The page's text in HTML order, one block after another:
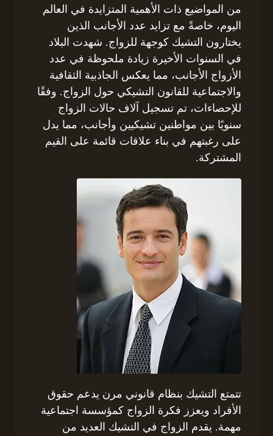
من المواضيع ذات الأهمية المتزايدة في العالم
اليوم، خاصةً مع تزايد عدد الأجانب الذين
يختارون التشيك كوجهة للزواج. شهدت البلاد
في السنوات الأخيرة زيادة ملحوظة في عدد
الأزواج الأجانب، مما يعكس الجاذبية الثقافية
والاجتماعية للقانون التشيكي حول الزواج. وفقًا
للإحصاءات، تم تسجيل آلاف حالات الزواج
سنويًا بين مواطنين تشيكيين وأجانب، مما يدل
على رغبتهم في بناء علاقات قائمة على القيم
المشتركة.
تتمتع التشيك بنظام قانوني مرن يدعم حقوق
الأفراد ويعزز فكرة الزواج كمؤسسة اجتماعية
مهمة. يقدم الزواج في التشيك العديد من